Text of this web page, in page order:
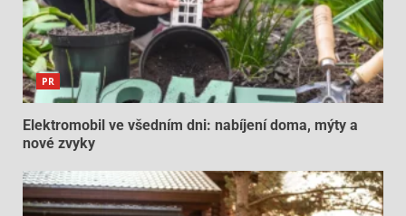
PR
Elektromobil ve všedním dni: nabíjení doma, mýty a
nové zvyky